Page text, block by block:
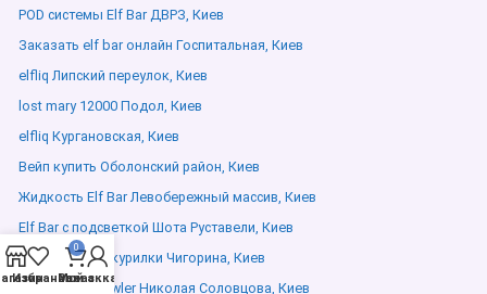
POD системы Elf Bar ДВРЗ, Киев
Заказать elf bar онлайн Госпитальная, Киев
elfliq Липский переулок, Киев
lost mary 12000 Подол, Киев
elfliq Кургановская, Киев
Вейп купить Оболонский район, Киев
Жидкость Elf Bar Левобережный массив, Киев
Elf Bar с подсветкой Шота Руставели, Киев
Электронные курилки Чигорина, Киев
wild berries crawler Николая Соловцова, Киев
Избранное
0
Заказ
Мой аккаунт